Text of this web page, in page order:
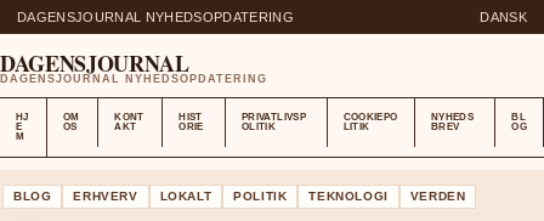
DAGENSJOURNAL NYHEDSOPDATERING DANSK
DAGENSJOURNAL
DAGENSJOURNAL NYHEDSOPDATERING
HJ
E
M
OM
OS
KONT
AKT
HIST
ORIE
PRIVATLIVSP
OLITIK
COOKIEPO
LITIK
NYHEDS
BREV
BL
OG
BLOG ERHVERV LOKALT POLITIK TEKNOLOGI VERDEN